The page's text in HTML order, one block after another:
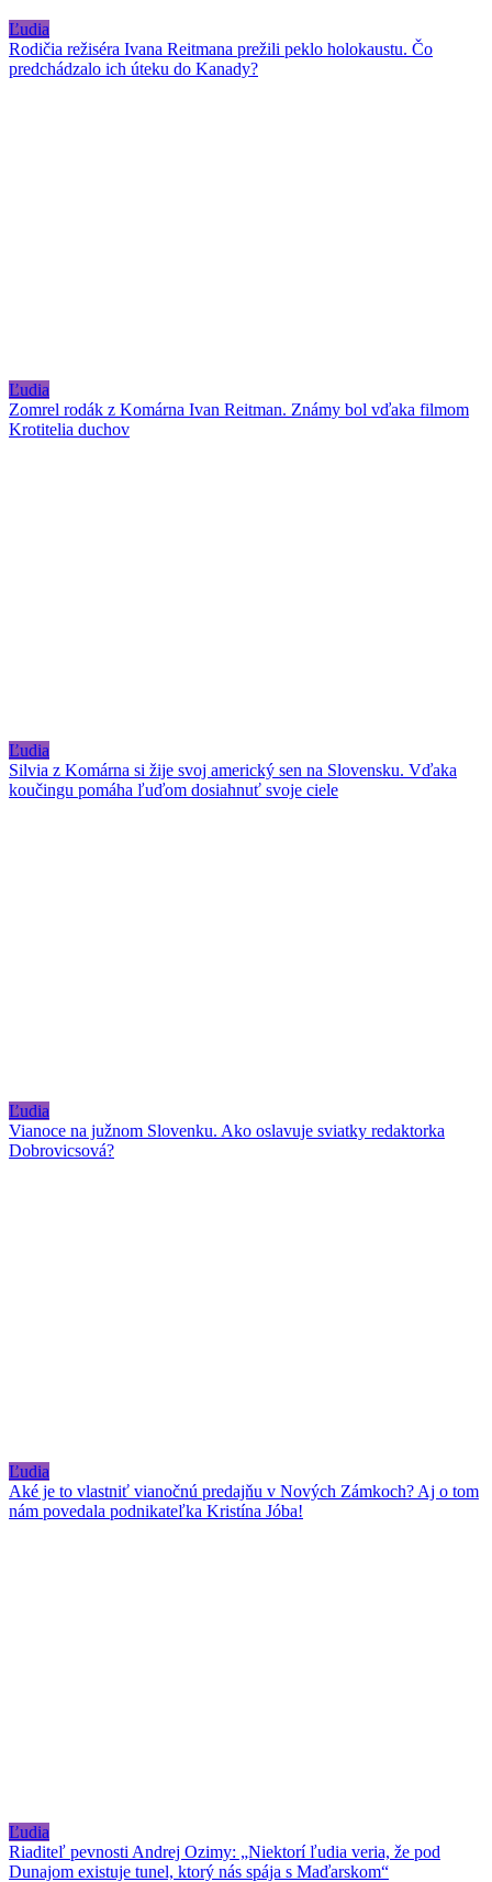
Ľudia
Rodičia režiséra Ivana Reitmana prežili peklo holokaustu. Čo
predchádzalo ich úteku do Kanady?
Ľudia
Zomrel rodák z Komárna Ivan Reitman. Známy bol vďaka filmom
Krotitelia duchov
Ľudia
Silvia z Komárna si žije svoj americký sen na Slovensku. Vďaka
koučingu pomáha ľuďom dosiahnuť svoje ciele
Ľudia
Vianoce na južnom Slovenku. Ako oslavuje sviatky redaktorka
Dobrovicsová?
Ľudia
Aké je to vlastniť vianočnú predajňu v Nových Zámkoch? Aj o tom
nám povedala podnikateľka Kristína Jóba!
Ľudia
Riaditeľ pevnosti Andrej Ozimy: „Niektorí ľudia veria, že pod
Dunajom existuje tunel, ktorý nás spája s Maďarskom“